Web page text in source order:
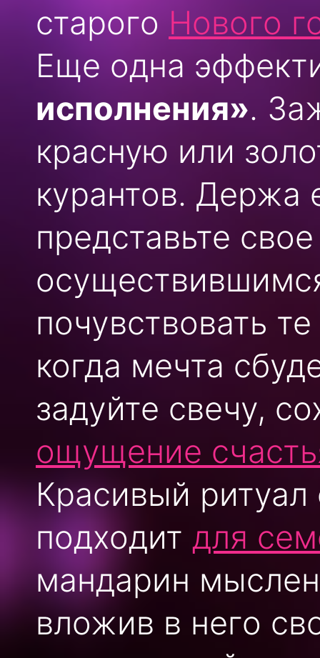
старого Нового
Еще одна
исполнения».
красную или
курантов. Держа
представьте
почувствовать
когда мечта
задуйте свечу,
ощущение
Красивый ритуал
подходит для
мандарин
вложив в него